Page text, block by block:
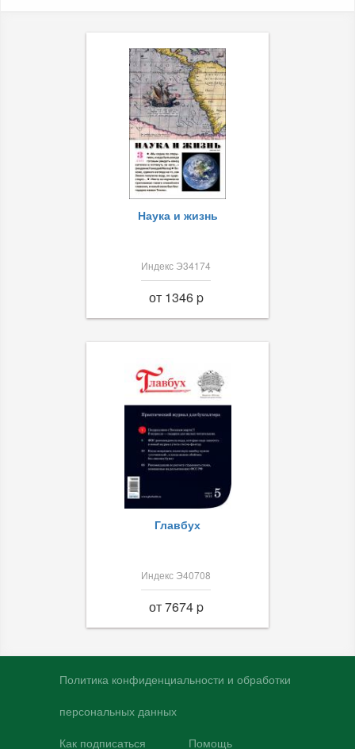
Наука и жизнь
Индекс Э34174
от 1346 p
Главбух
Индекс Э40708
от 7674 p
Политика конфиденциальности и обработки
персональных данных
Как подписаться Помощь